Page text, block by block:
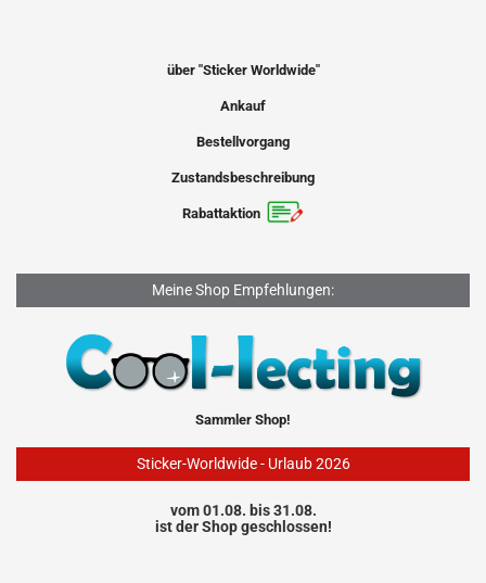
über "Sticker Worldwide"
Ankauf
Bestellvorgang
Zustandsbeschreibung
Rabattaktion
Meine Shop Empfehlungen:
Sammler Shop!
Sticker-Worldwide - Urlaub 2026
vom 01.08. bis 31.08.
ist der Shop geschlossen!